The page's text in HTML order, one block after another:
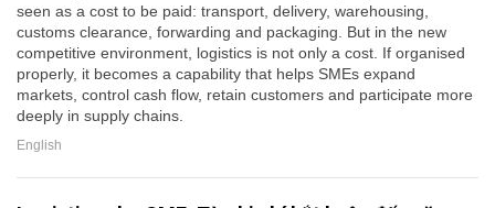
seen as a cost to be paid: transport, delivery, warehousing,
customs clearance, forwarding and packaging. But in the new
competitive environment, logistics is not only a cost. If organised
properly, it becomes a capability that helps SMEs expand
markets, control cash flow, retain customers and participate more
deeply in supply chains.
English